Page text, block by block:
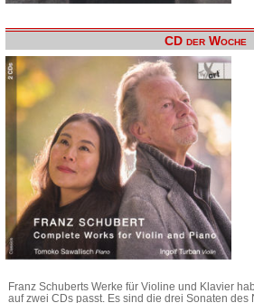
CD der Woche
Franz Schuberts Werke für Violine und Klavier
auf zwei CDs passt. Es sind die drei Sonaten